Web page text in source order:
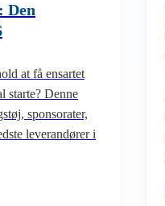
Den
at få ensartet
starte? Denne
sponsorater,
leverandører i